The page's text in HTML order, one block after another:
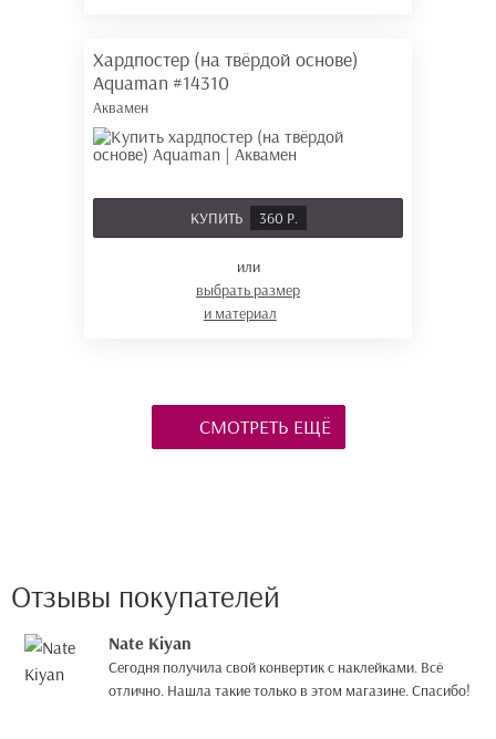
Хардпостер (на твёрдой основе)
Aquaman #14310
Аквамен
КУПИТЬ 360 Р.
или
выбрать размер
и материал
СМОТРЕТЬ ЕЩЁ
Отзывы покупателей
Nate Kiyan
Сегодня получила свой конвертик с наклейками. Всё
отлично. Нашла такие только в этом магазине. Спасибо!